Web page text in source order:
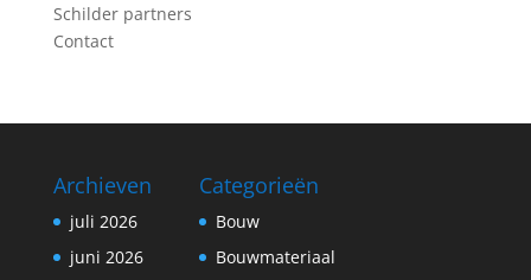
Schilder partners
Contact
Archieven
juli 2026
juni 2026
Categorieën
Bouw
Bouwmateriaal